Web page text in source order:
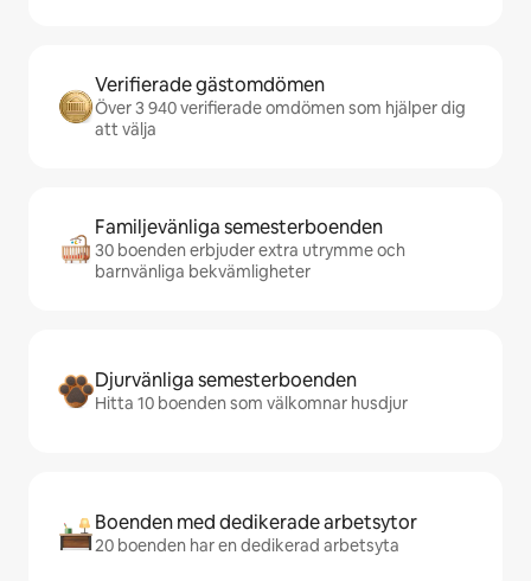
Verifierade gästomdömen
Över 3 940 verifierade omdömen som hjälper dig
att välja
Familjevänliga semesterboenden
30 boenden erbjuder extra utrymme och
barnvänliga bekvämligheter
Djurvänliga semesterboenden
Hitta 10 boenden som välkomnar husdjur
Boenden med dedikerade arbetsytor
20 boenden har en dedikerad arbetsyta